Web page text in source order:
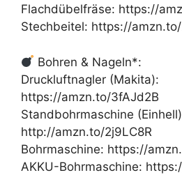
Flachdübelfräse: https://
Stechbeitel: https://amzn.to/
Bohren & Nageln*:
Druckluftnagler (Makita):
https://amzn.to/3fAJd2B
Standbohrmaschine
http://amzn.to/2j9LC8R
Bohrmaschine: https://
AKKU-Bohrmaschine: